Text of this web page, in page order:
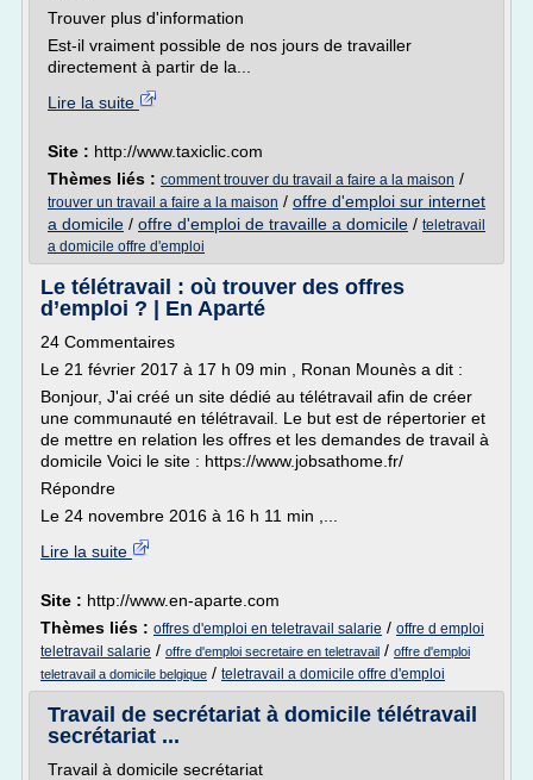
Trouver plus d'information
Est-il vraiment possible de nos jours de travailler
directement à partir de la...
Lire la suite
Site : http://www.taxiclic.com
Thèmes liés : comment trouver du travail a faire a la maison /
trouver un travail a faire a la maison / offre d'emploi sur internet
a domicile / offre d'emploi de travaille a domicile / teletravail
a domicile offre d'emploi
Le télétravail : où trouver des offres
d’emploi ? | En Aparté
24 Commentaires
Le 21 février 2017 à 17 h 09 min , Ronan Mounès a dit :
Bonjour, J'ai créé un site dédié au télétravail afin de créer
une communauté en télétravail. Le but est de répertorier et
de mettre en relation les offres et les demandes de travail à
domicile Voici le site : https://www.jobsathome.fr/
Répondre
Le 24 novembre 2016 à 16 h 11 min ,...
Lire la suite
Site : http://www.en-aparte.com
Thèmes liés : offres d'emploi en teletravail salarie / offre d emploi
teletravail salarie / offre d'emploi secretaire en teletravail / offre d'emploi
teletravail a domicile belgique / teletravail a domicile offre d'emploi
Travail de secrétariat à domicile télétravail
secrétariat ...
Travail à domicile secrétariat